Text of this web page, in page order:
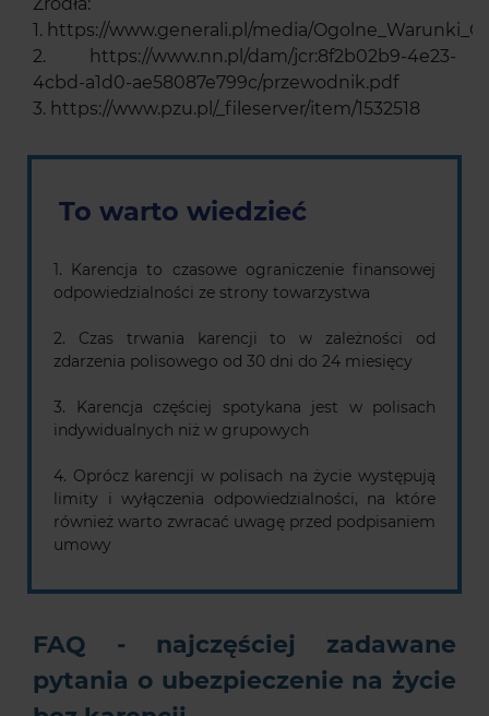
1. https://www.generali.pl/media/
2. https://www.nn.pl/dam/jcr:8f2b02b9-4e23-
4cbd-a1d0-ae58087e799c/przewodnik.pdf
3. https://www.pzu.pl/_fileserver/item/1532518
To warto wiedzieć
1. Karencja to czasowe ograniczenie finansowej
odpowiedzialności ze strony towarzystwa
2. Czas trwania karencji to w zależności od
zdarzenia polisowego od 30 dni do 24 miesięcy
3. Karencja częściej spotykana jest w polisach
indywidualnych niż w grupowych
4. Oprócz karencji w polisach na życie występują
limity i wyłączenia odpowiedzialności, na które
również warto zwracać uwagę przed podpisaniem
umowy
FAQ - najczęściej zadawane
pytania o ubezpieczenie na życie